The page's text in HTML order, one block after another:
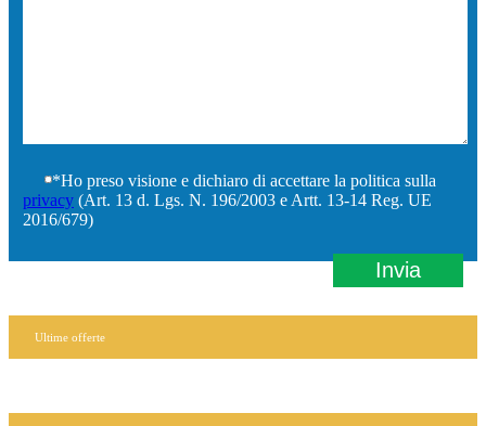
*Ho preso visione e dichiaro di accettare la politica sulla
privacy (Art. 13 d. Lgs. N. 196/2003 e Artt. 13-14 Reg. UE
2016/679)
Ultime offerte